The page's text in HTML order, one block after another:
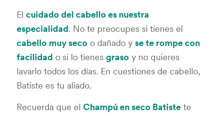
El cuidado del cabello es nuestra
especialidad. No te preocupes si tienes el
cabello muy seco o dañado y se te rompe con
facilidad o si lo tienes graso y no quieres
lavarlo todos los días. En cuestiones de cabello,
Batiste es tu aliado.
Recuerda que el Champú en seco Batistete